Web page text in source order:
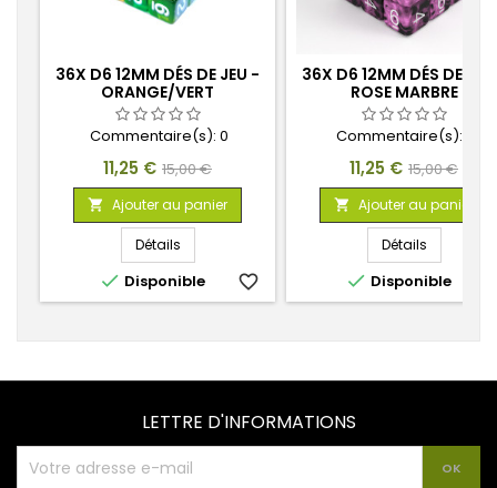
36X D6 12MM DÉS DE JEU -
ORANGE/VERT
TRANSPARENT
Commentaire(s): 0
Prix
11,25 € Prix
de
base
15,00 €
 Ajouter au panier
Détails
 Disponible favorite_border
36X D6 12MM DÉS DE
ROSE MARBRE
Commentaire(s):
Prix
11,25 € Prix
de
base
15,00 €
 Ajouter au panier
Détails
 Disponible
LETTRE D'INFORMATIONS